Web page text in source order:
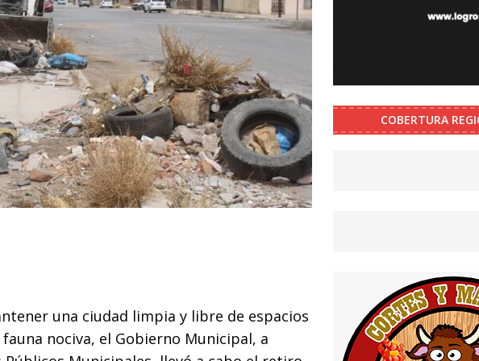
una ciudad limpia y libre de espacios
nociva, el Gobierno Municipal, a
COBERTURA